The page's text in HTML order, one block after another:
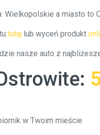
Wielkopolskie a miasto to
tutaj lub wyceń produkt
nasze auto z
:
w Twoim mieście